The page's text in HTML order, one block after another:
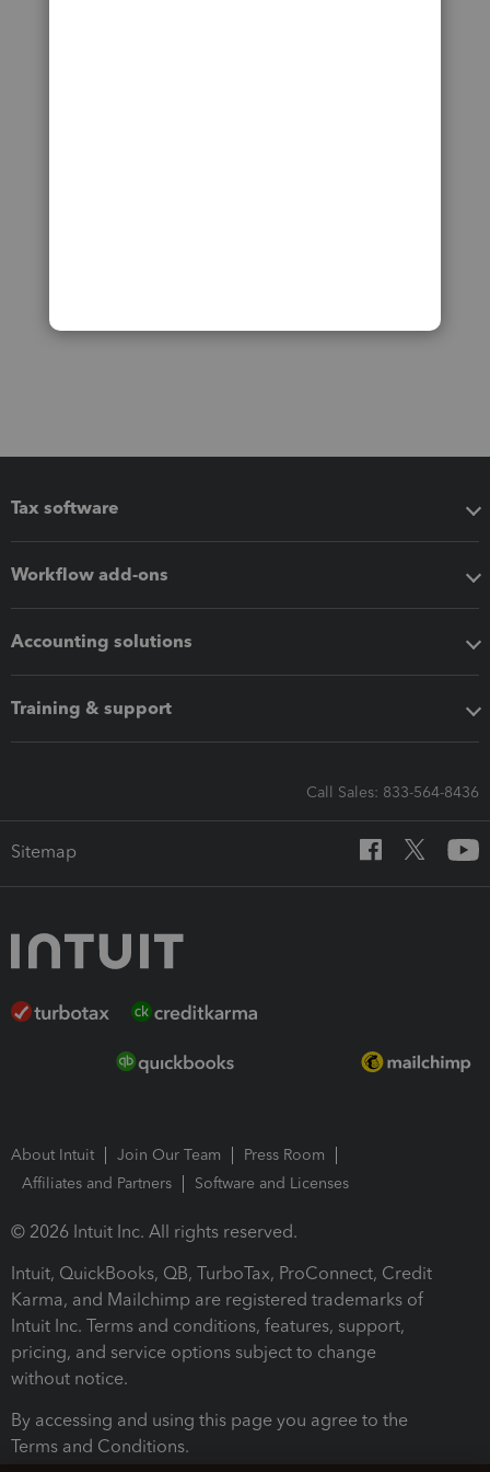
Tax software
Workflow add-ons
Accounting solutions
Training & support
Call Sales: 833-564-8436
Sitemap
About Intuit Join Our Team
Press Room
Affiliates and Partners
Software and Licenses
© 2026 Intuit Inc. All rights reserved.
Intuit, QuickBooks, QB, TurboTax, ProConnect, Credit
Karma, and Mailchimp are registered trademarks of
Intuit Inc. Terms and conditions, features, support,
pricing, and service options subject to change
without notice.
By accessing and using this page you agree to the
Terms and Conditions.